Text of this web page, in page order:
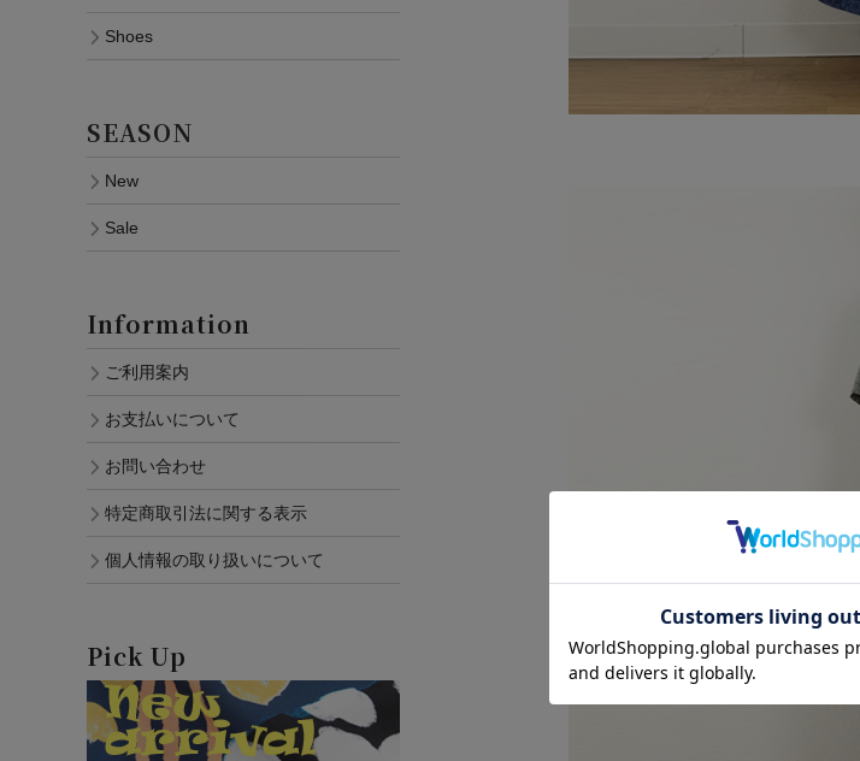
Shoes
SEASON
New
Sale
Information
ご利用案内
お支払いについて
お問い合わせ
特定商取引法に関する表示
個人情報の取り扱いについて
Pick Up